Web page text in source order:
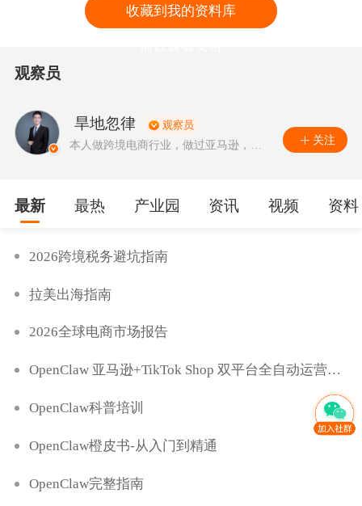
收藏到我的资料库
观察员
旱地忽律 观察员
本人做跨境电商行业，做过亚马逊，虾
关注
最新 最热 产业园 资讯 视频 资料
2026跨境税务避坑指南
拉美出海指南
2026全球电商市场报告
OpenClaw 亚马逊+TikTok Shop 双平台全自动运营系
OpenClaw科普培训
OpenClaw橙皮书-从入门到精通
OpenClaw完整指南